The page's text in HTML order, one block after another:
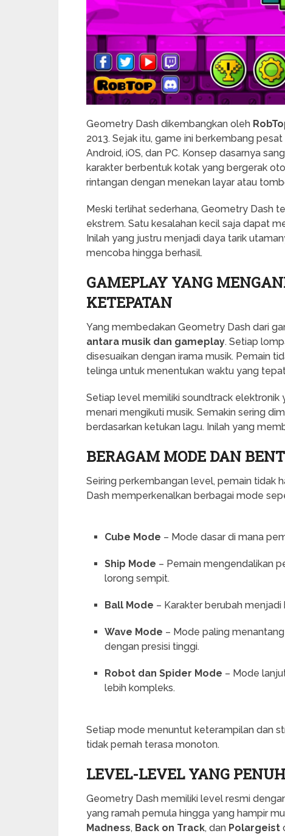
Geometry Dash dikembangkan oleh
2013. Sejak itu, game ini berkembang
Android, iOS, dan PC. Konsep dasarnya
karakter berbentuk kotak yang bergerak
rintangan dengan menekan layar atau
Meski terlihat sederhana, Geometry Dash
ekstrem. Satu kesalahan kecil saja dapat
Inilah yang justru menjadi daya tarik
mencoba hingga berhasil.
GAMEPLAY YANG
KETEPATAN
Yang membedakan Geometry Dash dari
antara musik dan gameplay. Setiap
disesuaikan dengan irama musik. Pemain
telinga untuk menentukan waktu yang
Setiap level memiliki soundtrack elektronik
menari mengikuti musik. Semakin sering
berdasarkan ketukan lagu. Inilah yang
BERAGAM MODE DAN
Seiring perkembangan level, pemain tidak
Dash memperkenalkan berbagai mode
Cube Mode – Mode dasar di mana
Ship Mode – Pemain mengendalikan
lorong sempit.
Ball Mode – Karakter berubah
Wave Mode – Mode paling
dengan presisi tinggi.
Robot dan Spider Mode – Mode
lebih kompleks.
Setiap mode menuntut keterampilan dan
tidak pernah terasa monoton.
LEVEL-LEVEL YANG
Geometry Dash memiliki level resmi
yang ramah pemula hingga yang hampir
Madness, Back on Track, dan Polargeist